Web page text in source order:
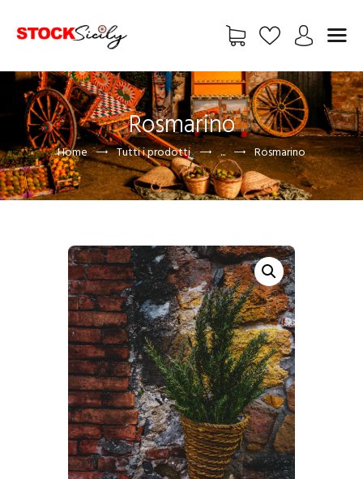
Rosmarino
Home Tutti i prodotti ... Rosmarino
HOME
CHI SIAMO
VETRINA
EXCLUSIVE
FREE
BLOG
ADV
CONTATTI
UTENTE